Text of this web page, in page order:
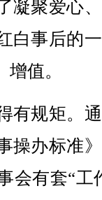
凝聚爱心
白事后的
值。
规矩。
操办标准
会有套“工